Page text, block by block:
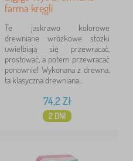
farma kręgli
Te jaskrawo kolorowe
drewniane wróżkowe stożki
uwielbiają się przewracać,
prostować, a potem przewracać
ponownie! Wykonana z drewna,
ta klasyczna drewniana...
74,2Zł
2 DNI